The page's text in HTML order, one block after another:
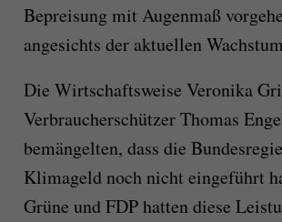
Bepreisung mit Augenmaß
angesichts der aktuellen
Die Wirtschaftsweise Veronika
Verbraucherschützer Thomas
bemängelten, dass die
Klimageld noch nicht eingeführt
Grüne und FDP hatten diese